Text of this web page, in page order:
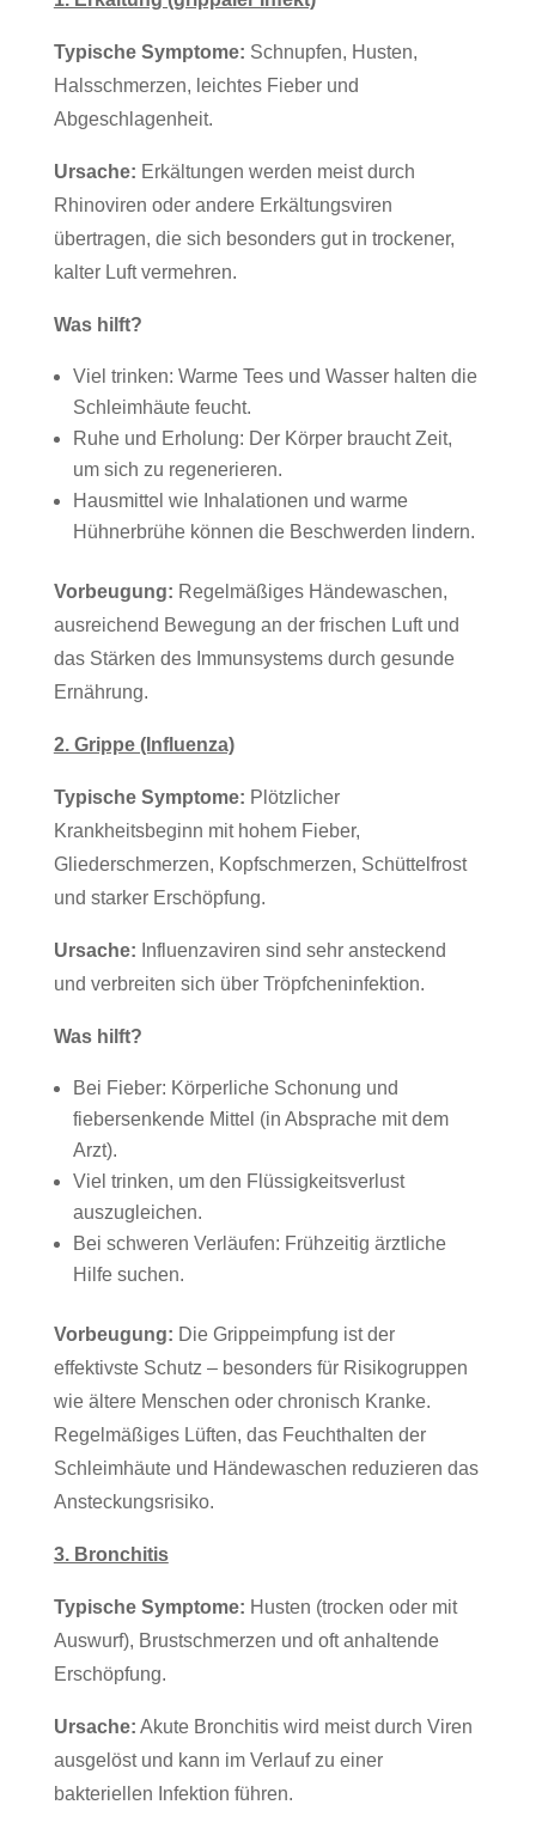
Typische Symptome: Schnupfen, Husten,
Halsschmerzen, leichtes Fieber und
Abgeschlagenheit.
Ursache: Erkältungen werden meist durch
Rhinoviren oder andere Erkältungsviren
übertragen, die sich besonders gut in trockener,
kalter Luft vermehren.
Was hilft?
Viel trinken: Warme Tees und Wasser halten die
Schleimhäute feucht.
Ruhe und Erholung: Der Körper braucht Zeit,
um sich zu regenerieren.
Hausmittel wie Inhalationen und warme
Hühnerbrühe können die Beschwerden lindern.
Vorbeugung: Regelmäßiges Händewaschen,
ausreichend Bewegung an der frischen Luft und
das Stärken des Immunsystems durch gesunde
Ernährung.
2. Grippe (Influenza)
Typische Symptome: Plötzlicher
Krankheitsbeginn mit hohem Fieber,
Gliederschmerzen, Kopfschmerzen, Schüttelfrost
und starker Erschöpfung.
Ursache: Influenzaviren sind sehr ansteckend
und verbreiten sich über Tröpfcheninfektion.
Was hilft?
Bei Fieber: Körperliche Schonung und
fiebersenkende Mittel (in Absprache mit dem
Arzt).
Viel trinken, um den Flüssigkeitsverlust
auszugleichen.
Bei schweren Verläufen: Frühzeitig ärztliche
Hilfe suchen.
Vorbeugung: Die Grippeimpfung ist der
effektivste Schutz – besonders für Risikogruppen
wie ältere Menschen oder chronisch Kranke.
Regelmäßiges Lüften, das Feuchthalten der
Schleimhäute und Händewaschen reduzieren das
Ansteckungsrisiko.
3. Bronchitis
Typische Symptome: Husten (trocken oder mit
Auswurf), Brustschmerzen und oft anhaltende
Erschöpfung.
Ursache: Akute Bronchitis wird meist durch Viren
ausgelöst und kann im Verlauf zu einer
bakteriellen Infektion führen.